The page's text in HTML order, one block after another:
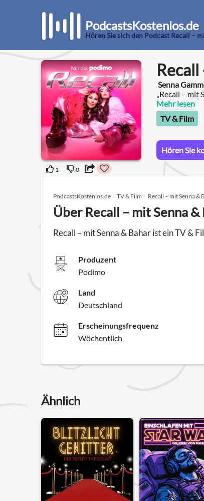
PodcastsKostenlos.de
Hören Sie sich den Podcast Recall –
1 0
Senna
„Recall – mit
Jahre im
Mehr lesen
TV & Film
Hören Sie
PodcastsKostenlos.de TV & Film Recall – mit Senna &
Über Recall – mit Senna &
Recall – mit Senna & Bahar ist ein TV &
Produzent
Podimo
Land
Deutschland
Erscheinungsfrequenz
Wöchentlich
Ähnlich